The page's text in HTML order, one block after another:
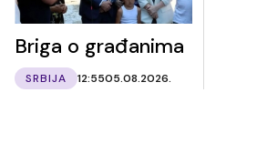
Briga o građanima
SRBIJA 12:5505.08.2026.